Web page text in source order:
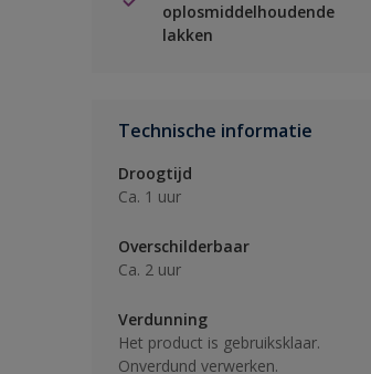
oplosmiddelhoudende
lakken
Technische informatie
Droogtijd
Ca. 1 uur
Overschilderbaar
Ca. 2 uur
Verdunning
Het product is gebruiksklaar.
Onverdund verwerken.